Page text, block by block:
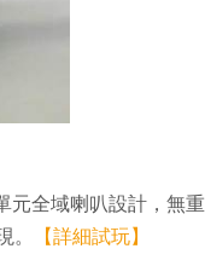
元全域喇叭設計，無重
。
【詳細試玩】